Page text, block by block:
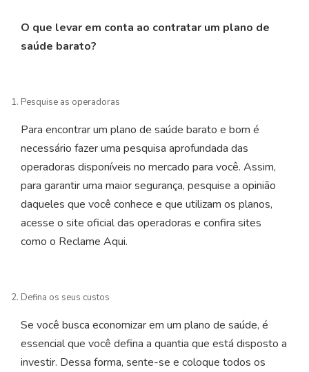
O que levar em conta ao contratar um plano de
saúde barato?
Pesquise as operadoras
Para encontrar um plano de saúde barato e bom é
necessário fazer uma pesquisa aprofundada das
operadoras disponíveis no mercado para você. Assim,
para garantir uma maior segurança, pesquise a opinião
daqueles que você conhece e que utilizam os planos,
acesse o site oficial das operadoras e confira sites
como o Reclame Aqui.
Defina os seus custos
Se você busca economizar em um plano de saúde, é
essencial que você defina a quantia que está disposto a
investir. Dessa forma, sente-se e coloque todos os